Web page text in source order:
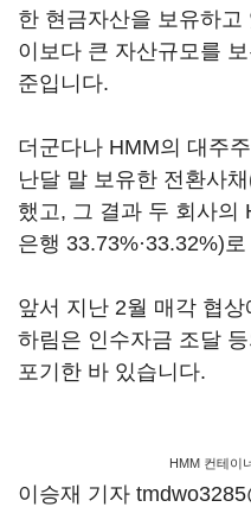
한 현금자산을 보유하
이보다 큰 자산규모를
준입니다.
더군다나 HMM의 대주
난달 말 보유한 전환사
했고, 그 결과 두 회사의
은행 33.73%·33.32%)
앞서 지난 2월 매각 협
하림은 인수자금 조달
포기한 바 있습니다.
HMM 컨테이
이승재 기자